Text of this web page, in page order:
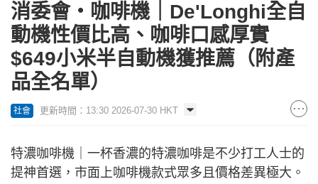
消委會‧咖啡機｜De'Longhi全自
動機性價比高、咖啡口感厚實
$649小米半自動機獲推薦（附產
品全名單）
社會 更新時間：13:30 2026-07-30 HKT
特濃咖啡機｜一杯香濃的特濃咖啡是不少打工人士的
提神首選，市面上咖啡機款式眾多且價格差異極大。